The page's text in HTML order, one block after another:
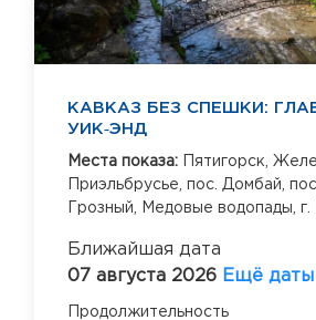
КАВКАЗ БЕЗ СПЕШКИ:
УИК‑ЭНД
Места показа: Пятигорск,
Приэльбрусье, пос. Домбай,
Грозный,
Медовые водопады, г.
Ближайшая дата
07 августа 2026 Ещё даты
Продолжительность